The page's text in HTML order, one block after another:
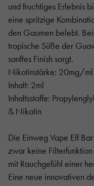
und fruchtiges Erlebnis
eine spritzige
den Gaumen belebt.
tropische Süße der
sanftes Finish sorgt.
Nikotinstärke: 20mg/ml
Inhalt: 2ml
Inhaltsstoffe:
& Nikotin
Die Einweg Vape Elf
zwar keine
mit Rauchgefühl einer
Eine neue innovativen